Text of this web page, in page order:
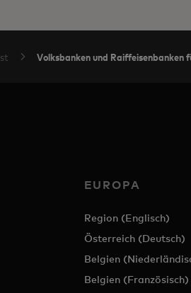
Volksbanken und Raiffeisenbanken
EUROPA
Region (Englisch)
Österreich (Deutsch)
Belgien
Belgien (Französisch)